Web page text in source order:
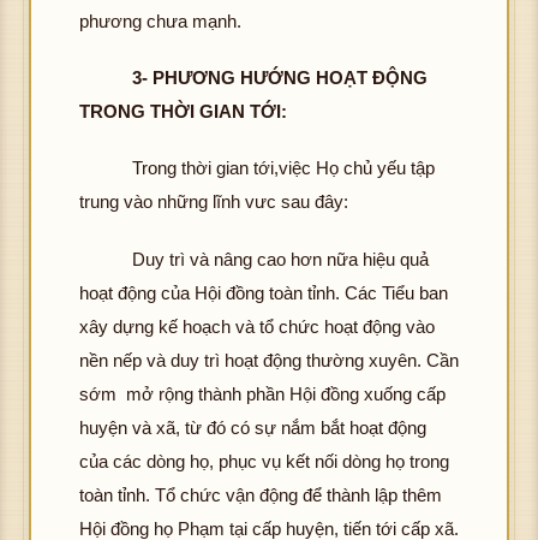
phương chưa mạnh.
3- PHƯƠNG HƯỚNG HOẠT ĐỘNG
TRONG THỜI GIAN TỚI:
Trong thời gian tới,việc Họ chủ yếu tập
trung vào những lĩnh vưc sau đây:
Duy trì và nâng cao hơn nữa hiệu quả
hoạt động của Hội đồng toàn tỉnh. Các Tiểu ban
xây dựng kế hoạch và tổ chức hoạt động vào
nền nếp và duy trì hoạt động thường xuyên. Cần
sớm mở rộng thành phần Hội đồng xuống cấp
huyện và xã, từ đó có sự nắm bắt hoạt động
của các dòng họ, phục vụ kết nối dòng họ trong
toàn tỉnh. Tổ chức vận động để thành lập thêm
Hội đồng họ Phạm tại cấp huyện, tiến tới cấp xã.